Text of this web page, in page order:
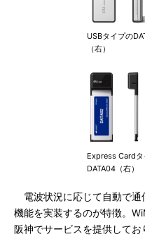
USBタイプの
（右）
Express Cardタ
DATA04（右）
電波状況に応じて自動で通
機能を実装するのが特徴。
阪神でサービスを提供して